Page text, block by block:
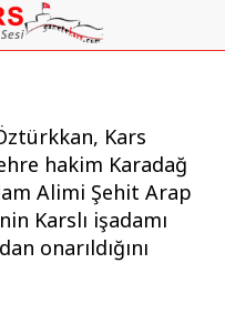
Kars
hakim Karadağ
Alimi Şehit Arap
Karslı işadamı
onarıldığını